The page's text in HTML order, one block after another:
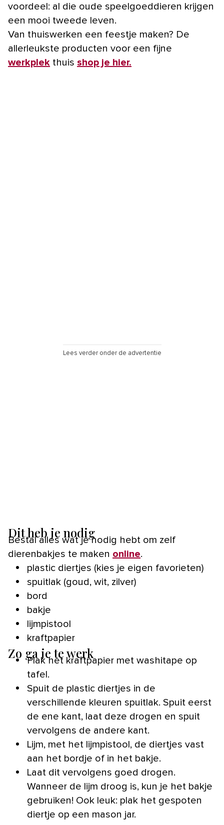
voordeel: al die oude speelgoeddieren krijgen
een mooi tweede leven.
Van thuiswerken een feestje maken? De
allerleukste producten voor een fijne
werkplek thuis shop je hier.
Lees verder onder de advertentie
Dit heb je nodig
Bestal alles wat je nodig hebt om zelf
dierenbakjes te maken online.
plastic diertjes (kies je eigen favorieten)
spuitlak (goud, wit, zilver)
bord
bakje
lijmpistool
kraftpapier
Zo ga je te werk
Plak het kraftpapier met washitape op
tafel.
Spuit de plastic diertjes in de
verschillende kleuren spuitlak. Spuit eerst
de ene kant, laat deze drogen en spuit
vervolgens de andere kant.
Lijm, met het lijmpistool, de diertjes vast
aan het bordje of in het bakje.
Laat dit vervolgens goed drogen.
Wanneer de lijm droog is, kun je het bakje
gebruiken! Ook leuk: plak het gespoten
diertje op een mason jar.